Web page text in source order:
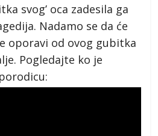
svog’ oca zadesila ga
Nadamo se da će
oporavi od ovog gubitka
Pogledajte ko je